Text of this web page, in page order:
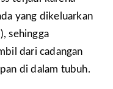
yang dikeluarkan
sehingga
dari cadangan
di dalam tubuh.